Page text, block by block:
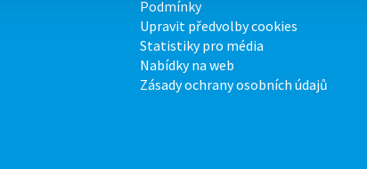
Podmínky
Upravit předvolby cookies
Statistiky pro média
Nabídky na web
Zásady ochrany osobních údajů